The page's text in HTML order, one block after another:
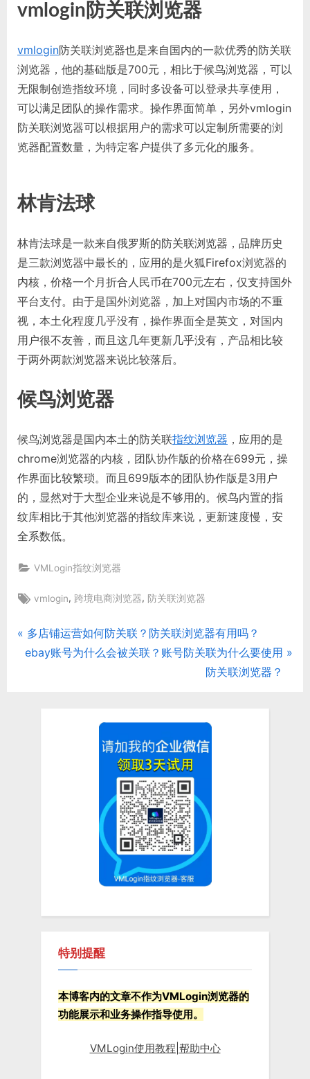
vmlogin防关联浏览器
vmlogin防关联浏览器也是来自国内的一款优秀的防关联
浏览器，他的基础版是700元，相比于候鸟浏览器，可以
无限制创造指纹环境，同时多设备可以登录共享使用，
可以满足团队的操作需求。操作界面简单，另外vmlogin
防关联浏览器可以根据用户的需求可以定制所需要的浏
览器配置数量，为特定客户提供了多元化的服务。
林肯法球
林肯法球是一款来自俄罗斯的防关联浏览器，品牌历史
是三款浏览器中最长的，应用的是火狐Firefox浏览器的
内核，价格一个月折合人民币在700元左右，仅支持国外
平台支付。由于是国外浏览器，加上对国内市场的不重
视，本土化程度几乎没有，操作界面全是英文，对国内
用户很不友善，而且这几年更新几乎没有，产品相比较
于两外两款浏览器来说比较落后。
候鸟浏览器
候鸟浏览器是国内本土的防关联指纹浏览器 ，应用的是
chrome浏览器的内核，团队协作版的价格在699元，操
作界面比较繁琐。而且699版本的团队协作版是3用户
的，显然对于大型企业来说是不够用的。候鸟内置的指
纹库相比于其他浏览器的指纹库来说，更新速度慢，安
全系数低。
VMLogin指纹浏览器
Tags:
vmlogin, 跨境电商浏览器, 防关联浏览器
文
P
r
多店铺运营如何防关联？防关联浏览器有用吗？
N
ebay账号为什么会被关联？账号防关联为什么要使用
防关联浏览器？
特别提醒
本博客内的文章不作为VMLogin浏览器的
功能展示和业务操作指导使用。
VMLogin使用教程|帮助中心